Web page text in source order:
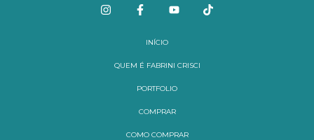
INÍCIO
QUEM É FABRINI CRISCI
PORTFOLIO
COMPRAR
COMO COMPRAR